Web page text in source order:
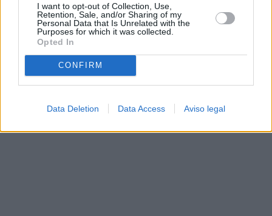
I want to opt-out of Collection, Use,
Retention, Sale, and/or Sharing of my
Personal Data that Is Unrelated with the
Purposes for which it was collected.
Opted In
CONFIRM
Data Deletion Data Access Aviso legal